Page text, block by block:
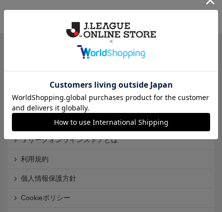
クラブから探す
Ｊ1 Ｊ2 Ｊ3
インフォメーション
Ｊリーグオンラインストアとは
利用規約
個人情報保護方針
Cookieポリシー